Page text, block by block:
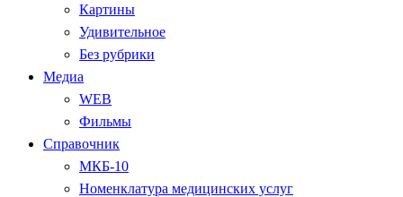
Картины
Удивительное
Без рубрики
Медиа
WEB
Фильмы
Справочник
МКБ-10
Номенклатура медицинских услуг